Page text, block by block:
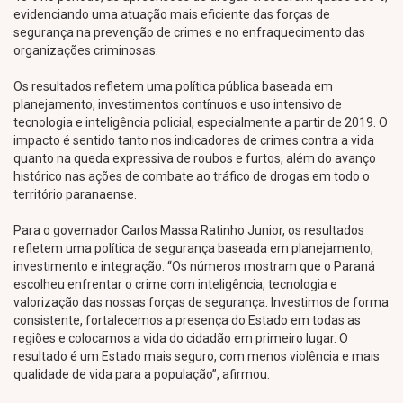
evidenciando uma atuação mais eficiente das forças de
segurança na prevenção de crimes e no enfraquecimento das
organizações criminosas.
Os resultados refletem uma política pública baseada em
planejamento, investimentos contínuos e uso intensivo de
tecnologia e inteligência policial, especialmente a partir de 2019. O
impacto é sentido tanto nos indicadores de crimes contra a vida
quanto na queda expressiva de roubos e furtos, além do avanço
histórico nas ações de combate ao tráfico de drogas em todo o
território paranaense.
Para o governador Carlos Massa Ratinho Junior, os resultados
refletem uma política de segurança baseada em planejamento,
investimento e integração. “Os números mostram que o Paraná
escolheu enfrentar o crime com inteligência, tecnologia e
valorização das nossas forças de segurança. Investimos de forma
consistente, fortalecemos a presença do Estado em todas as
regiões e colocamos a vida do cidadão em primeiro lugar. O
resultado é um Estado mais seguro, com menos violência e mais
qualidade de vida para a população”, afirmou.